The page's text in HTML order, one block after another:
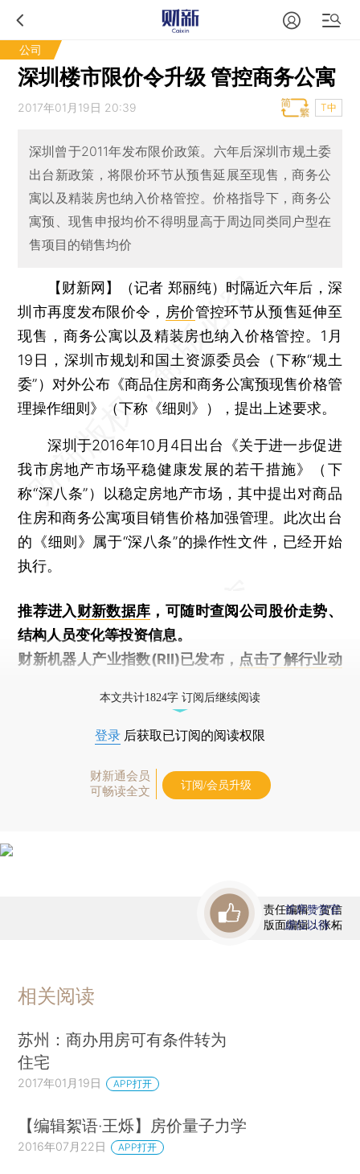
公司
深圳楼市限价令升级 管控商务公寓
2017年01月19日 20:39 T中
深圳曾于2011年发布限价政策。六年后深圳市规土委
出台新政策，将限价环节从预售延展至现售，商务公
寓以及精装房也纳入价格管控。价格指导下，商务公
寓预、现售申报均价不得明显高于周边同类同户型在
售项目的销售均价
【财新网】（记者 郑丽纯） 时隔近六年后，深
圳市再度发布限价令， 房价管控环节从预售延伸至
现售，商务公寓以及精装房也纳入价格管控。1月
19日，深圳市规划和国土资源委员会（下称“规土
委”）对外公布《商品住房和商务公寓预现售价格管
理操作细则》（下称《细则》），提出上述要求。
深圳于2016年10月4日出台《关于进一步促进
我市房地产市场平稳健康发展的若干措施》（下
称“深八条”）以稳定房地产市场，其中提出对商品
住房和商务公寓项目销售价格加强管理。此次出台
的《细则》属于“深八条”的操作性文件，已经开始
执行。
推荐进入财新数据库 ，可随时查阅公司股价走势、
结构人员变化等投资信息。
财新机器人产业指数(RII)已发布， 点击了解行业动
本文共计1824字 订阅后继续阅读
登录 后获取已订阅的阅读权限
财新通会员
可畅读全文
订阅/会员升级
责任编辑：贺信
版面编辑：张柘
首席赞赏官
虚位以待
相关阅读
苏州：商办用房可有条件转为
住宅
2017年01月19日 APP打开
【编辑絮语·王烁】房价量子力学
2016年07月22日 APP打开